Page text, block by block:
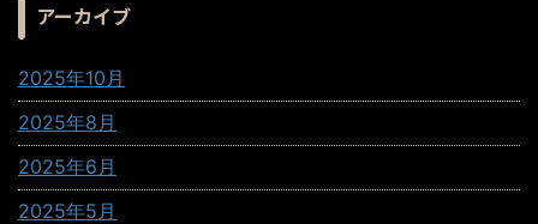
アーカイブ
2025年10月
2025年8月
2025年6月
2025年5月